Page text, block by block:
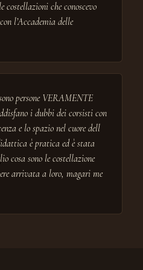
costellazioni che conoscevo
l’Accademia delle
persone VERAMENTE
i dubbi dei corsisti con
e lo spazio nel cuore dell
è pratica ed è stata
cosa sono le costellazione
arrivata a loro, magari me